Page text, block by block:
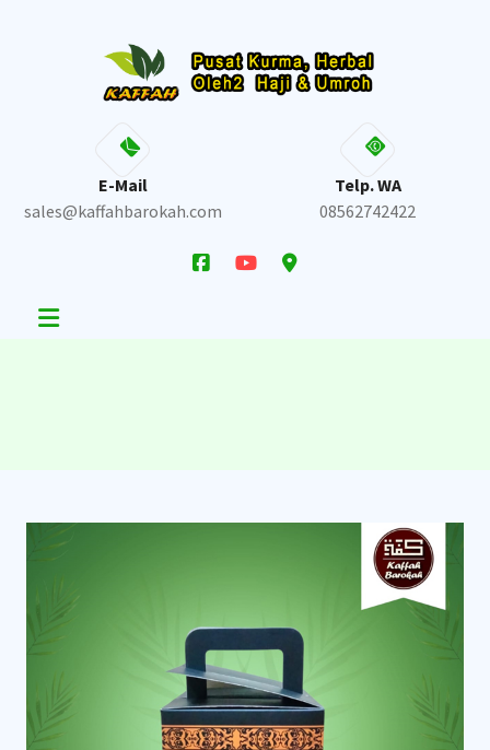
E-Mail
sales@kaffahbarokah.com
Telp. WA
08562742422